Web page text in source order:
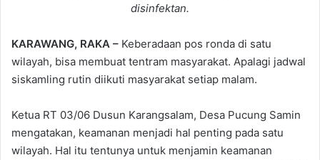
disinfektan.
KARAWANG, RAKA – Keberadaan pos ronda di satu
wilayah, bisa membuat tentram masyarakat. Apalagi jadwal
siskamling rutin diikuti masyarakat setiap malam.
Ketua RT 03/06 Dusun Karangsalam, Desa Pucung Samin
mengatakan, keamanan menjadi hal penting pada satu
wilayah. Hal itu tentunya untuk menjamin keamanan